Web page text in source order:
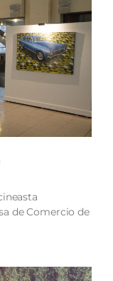
de Comercio de